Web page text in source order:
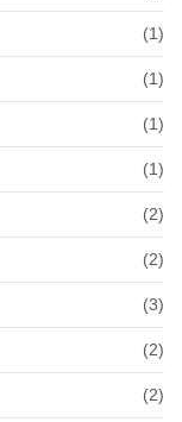
(1)
(1)
(1)
(1)
(2)
(2)
(3)
(2)
(2)